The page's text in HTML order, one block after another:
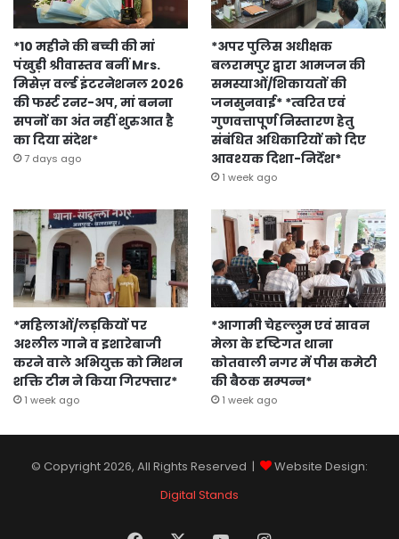
*10 महीने की बच्ची की मां
पंखुड़ी श्रीवास्तव बनीं Mrs.
मिसेज़ वर्ल्ड इंटरनेशनल 2026
की फर्स्ट रनर-अप, मां बनना
सपनों का अंत नहीं शुरुआत है
का दिया संदेश*
7 days ago
*अपर पुलिस अधीक्षक
बलरामपुर द्वारा आमजन की
समस्याओं/शिकायतों की
जनसुनवाई* *त्वरित एवं
गुणवत्तापूर्ण निस्तारण हेतु
संबंधित अधिकारियों को दिए
आवश्यक दिशा-निर्देश*
1 week ago
*महिलाओं/लड़कियों पर
अश्लील गाने व इशारेबाजी
करने वाले अभियुक्त को मिशन
शक्ति टीम ने किया गिरफ्तार*
1 week ago
*आगामी चेहल्लुम एवं सावन
मेला के दृष्टिगत थाना
कोतवाली नगर में पीस कमेटी
की बैठक सम्पन्न*
1 week ago
© Copyright 2026, All Rights Reserved |
Website Design:
Digital Stands